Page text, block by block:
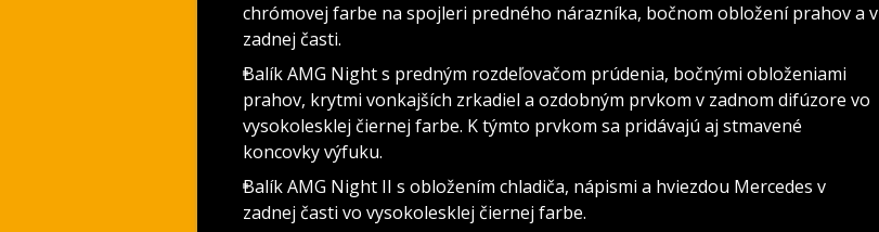
chrómovej farbe na spojleri predného nárazníka, bočnom obložení prahov a v
zadnej časti.
Balík AMG Night s predným rozdeľovačom prúdenia, bočnými obloženiami
prahov, krytmi vonkajších zrkadiel a ozdobným prvkom v zadnom difúzore vo
vysokolesklej čiernej farbe. K týmto prvkom sa pridávajú aj stmavené
koncovky výfuku.
Balík AMG Night II s obložením chladiča, nápismi a hviezdou Mercedes v
zadnej časti vo vysokolesklej čiernej farbe.